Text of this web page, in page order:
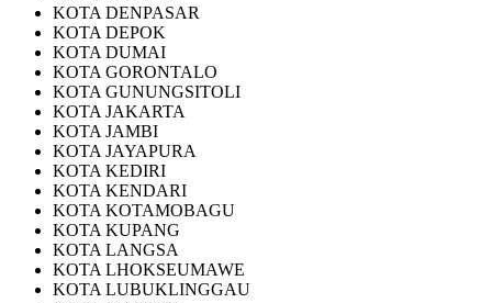
KOTA DENPASAR
KOTA DEPOK
KOTA DUMAI
KOTA GORONTALO
KOTA GUNUNGSITOLI
KOTA JAKARTA
KOTA JAMBI
KOTA JAYAPURA
KOTA KEDIRI
KOTA KENDARI
KOTA KOTAMOBAGU
KOTA KUPANG
KOTA LANGSA
KOTA LHOKSEUMAWE
KOTA LUBUKLINGGAU